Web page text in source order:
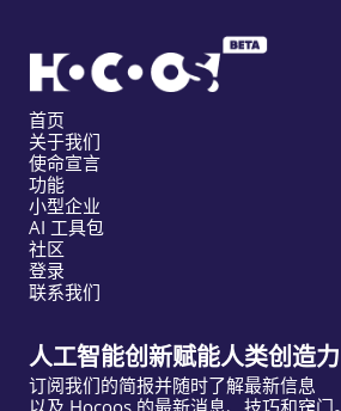
首页
关于我们
使命宣言
功能
小型企业
AI 工具包
社区
登录
联系我们
人工智能创新赋能人类创造力
订阅我们的简报并随时了解最新信息
以及 Hocoos 的最新消息、技巧和窍门。